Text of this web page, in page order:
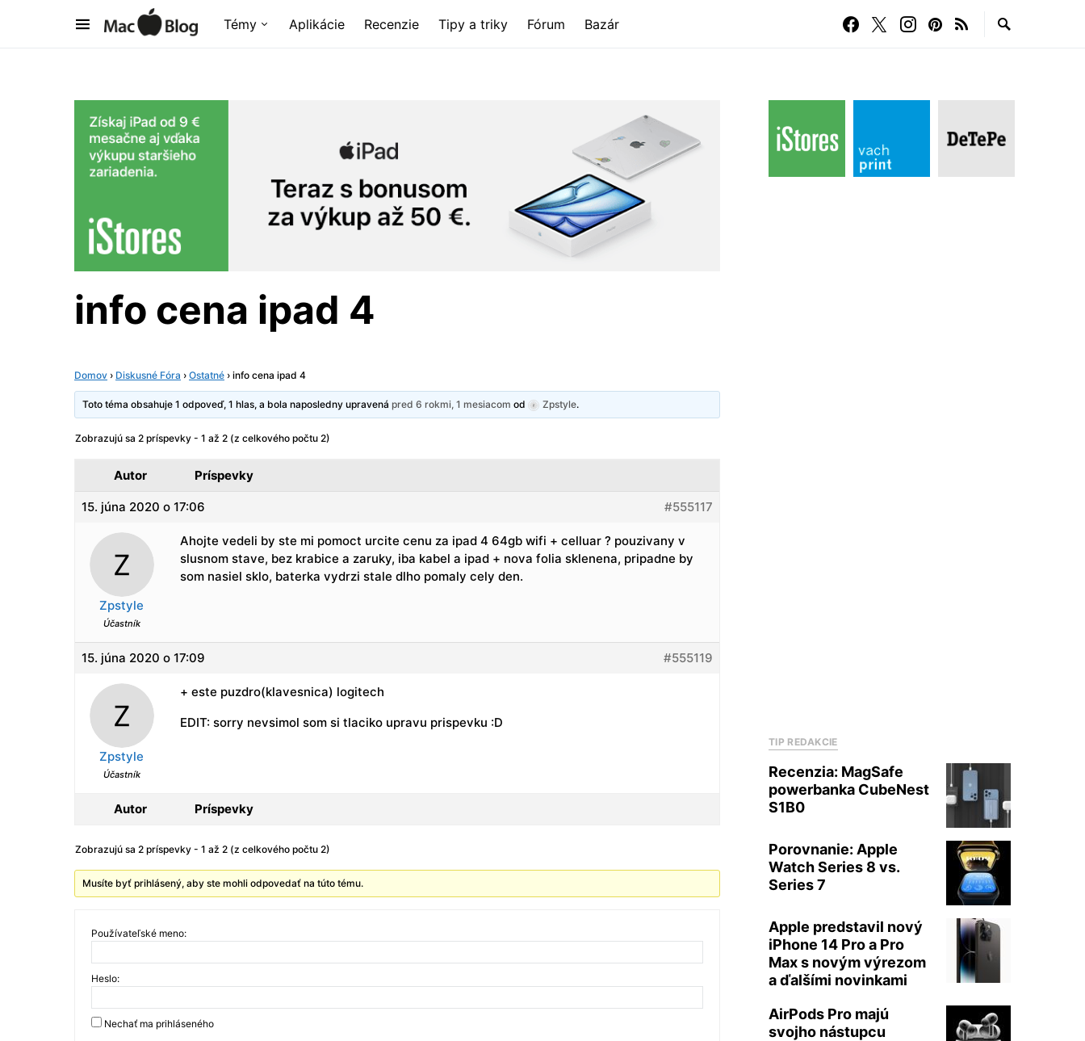
Témy Aplikácie Recenzie Tipy a triky Fórum Bazár
info cena ipad 4
Domov › Diskusné Fóra › Ostatné › info cena ipad 4
Toto téma obsahuje 1 odpoveď, 1 hlas, a bola naposledny upravenápred 6 rokmi, 1 mesiacom od Zpstyle.
Zobrazujú sa 2 príspevky - 1 až 2 (z celkového počtu 2)
Autor Príspevky
15. júna 2020 o 17:06 #555117
Zpstyle
Účastník
Ahojte vedeli by ste mi pomoct urcite cenu za ipad 4 64gb wifi + celluar ? pouzivany v
slusnom stave, bez krabice a zaruky, iba kabel a ipad + nova folia sklenena, pripadne by
som nasiel sklo, baterka vydrzi stale dlho pomaly cely den.
15. júna 2020 o 17:09 #555119
Zpstyle
Účastník
+ este puzdro(klavesnica) logitech
EDIT: sorry nevsimol som si tlaciko upravu prispevku :D
Autor Príspevky
Zobrazujú sa 2 príspevky - 1 až 2 (z celkového počtu 2)
Musíte byť prihlásený, aby ste mohli odpovedať na túto tému.
Používateľské meno:
Heslo:
Nechať ma prihláseného
TIP REDAKCIE
Recenzia: MagSafe
powerbanka CubeNest
S1B0
Porovnanie: Apple
Watch Series 8 vs.
Series 7
Apple predstavil nový
iPhone 14 Pro a Pro
Max s novým výrezom
a ďalšími novinkami
AirPods Pro majú
svojho nástupcu